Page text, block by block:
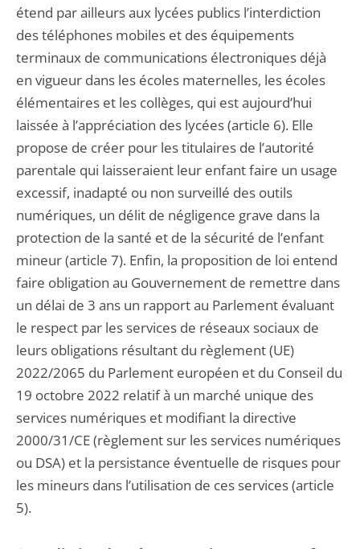
étend par ailleurs aux lycées publics l’interdiction
des téléphones mobiles et des équipements
terminaux de communications électroniques déjà
en vigueur dans les écoles maternelles, les écoles
élémentaires et les collèges, qui est aujourd’hui
laissée à l’appréciation des lycées (article 6). Elle
propose de créer pour les titulaires de l’autorité
parentale qui laisseraient leur enfant faire un usage
excessif, inadapté ou non surveillé des outils
numériques, un délit de négligence grave dans la
protection de la santé et de la sécurité de l’enfant
mineur (article 7). Enfin, la proposition de loi entend
faire obligation au Gouvernement de remettre dans
un délai de 3 ans un rapport au Parlement évaluant
le respect par les services de réseaux sociaux de
leurs obligations résultant du règlement (UE)
2022/2065 du Parlement européen et du Conseil du
19 octobre 2022 relatif à un marché unique des
services numériques et modifiant la directive
2000/31/CE (règlement sur les services numériques
ou DSA) et la persistance éventuelle de risques pour
les mineurs dans l’utilisation de ces services (article
5).